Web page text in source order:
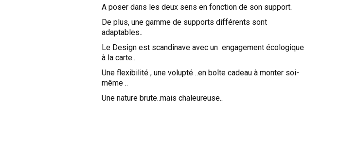
A poser dans les deux sens en fonction de son support.
De plus, une gamme de supports différents sont
adaptables..
Le Design est scandinave avec un engagement écologique
à la carte..
Une flexibilité , une volupté ..en boîte cadeau à monter soi-
même ..
Une nature brute..mais chaleureuse..